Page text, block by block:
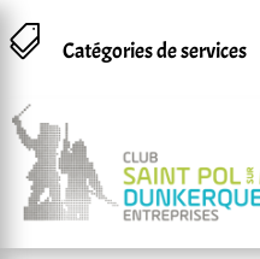
 Catégories de services
Panneau de gestion des cookies